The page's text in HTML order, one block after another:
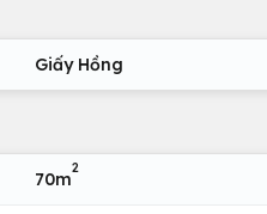
Giấy Hồng
70m
2